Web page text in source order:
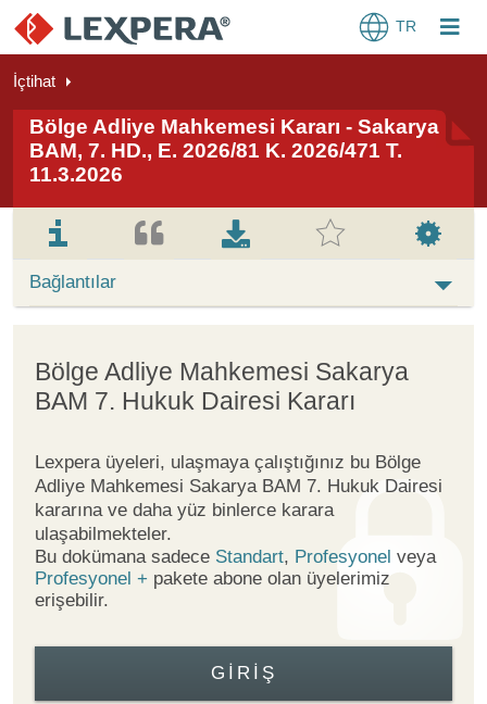
TR
İçtihat
Bölge Adliye Mahkemesi Kararı - Sakarya
BAM, 7. HD., E. 2026/81 K. 2026/471 T.
11.3.2026
Bağlantılar
Bölge Adliye Mahkemesi Sakarya
BAM 7. Hukuk Dairesi Kararı
Lexpera üyeleri, ulaşmaya çalıştığınız bu Bölge
Adliye Mahkemesi Sakarya BAM 7. Hukuk Dairesi
kararına ve daha yüz binlerce karara
ulaşabilmekteler.
Bu dokümana sadece Standart, Profesyonel veya
Profesyonel + pakete abone olan üyelerimiz
erişebilir.
GIRIŞ